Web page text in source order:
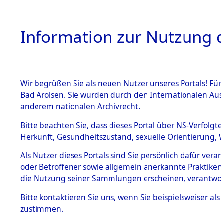
HOME
BESTÄNDE
Inhaftierungsdoku
mente
1.2.9 Beim ITS
verwahrte
1.2.9.1
Effekten aus
0003
Information zur Nutzung
Wir begrüßen Sie als neuen Nutzer unseres Portals!
Bad Arolsen. Sie wurden durch den Internationalen
anderem nationalen Archivrecht.
Bitte beachten Sie, dass dieses Portal über NS-
Herkunft, Gesundheitszustand, sexuelle
Als Nutzer dieses Portals sind Sie persönlich dafür
oder Betroffener sowie allgemein anerkannte
die Nutzung seiner Sammlungen erscheinen,
Bitte kontaktieren Sie uns, wenn Sie beispielsweiser
zustimmen.